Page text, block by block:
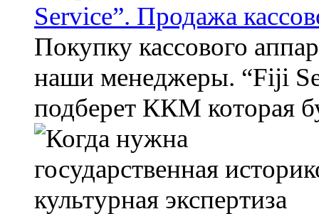
Service”. Продажа
Покупку кассового
наши менеджеры. “Fiji
подберет ККМ которая